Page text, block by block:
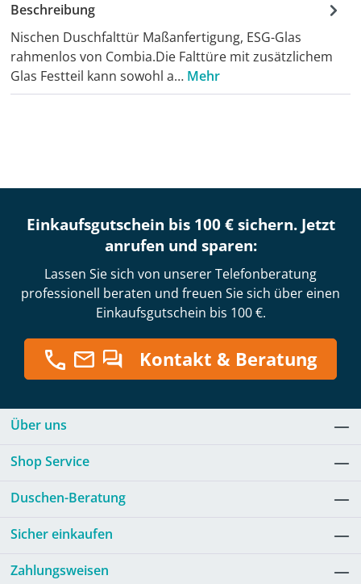
Beschreibung
Nischen Duschfalttür Maßanfertigung, ESG-Glas
rahmenlos von Combia.Die Falttüre mit zusätzlichem
Glas Festteil kann sowohl a… Mehr
Einkaufsgutschein bis 100 € sichern. Jetzt
anrufen und sparen:
Lassen Sie sich von unserer Telefonberatung
professionell beraten und freuen Sie sich über einen
Einkaufsgutschein bis 100 €.
Kontakt & Beratung
Über uns
Shop Service
Duschen-Beratung
Sicher einkaufen
Zahlungsweisen